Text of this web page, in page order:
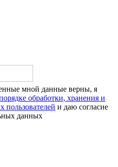
мной данные верны, я
обработки, хранения и
пользователей и даю согласие
данных